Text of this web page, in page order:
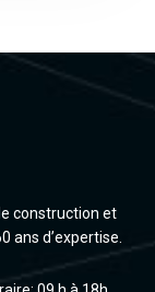
construction et
ans d’expertise.